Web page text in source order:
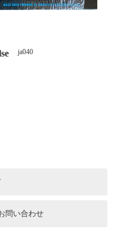
ja040
問い合わせ